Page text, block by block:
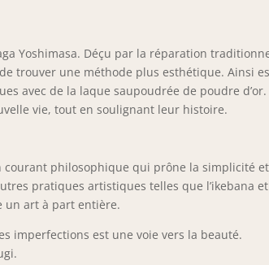
Yoshimasa. Déçu par la réparation
trouver une méthode plus esthétique. Ainsi
avec de la laque saupoudrée de poudre d’or.
vie, tout en soulignant leur histoire.
courant philosophique qui prône la simplicité et
pratiques artistiques telles que l’ikebana
un art à part entière.
imperfections est une voie vers la beauté.